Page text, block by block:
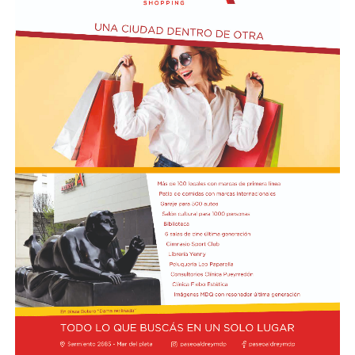
Bacoli se reportaron derrumbes parciales de fachadas y
paredes rocosas, aunque las primeras revisiones no
detectaron viviendas oficialmente declaradas
Durante la mañana siguiente, los bomberos
mantuvieron un operativo de inspección para evaluar
grietas, desprendimientos de revestimientos y posibles
riesgos de colapso. Las tareas priorizaron los inmuebles
con daños visibles antes de autorizar el regreso de los
vecinos, mientras se aseguraba que las estructuras no
presentaran peligro inminente para quienes viven en la
zona.
El ministro de Protección Civil, Nello Musumeci, advirtió
sobre la continuidad de la actividad sísmica y señaló que
“nuevos eventos de magnitud superior a 3 podrían